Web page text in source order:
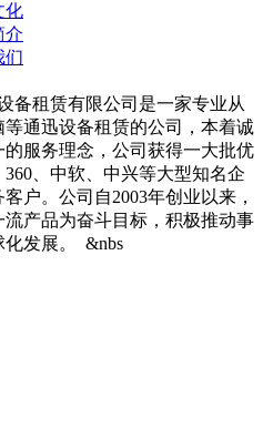
化
介
们
租赁有限公司是一家专业从
通迅设备租赁的公司，本着诚
服务理念，公司获得一大批优
、中软、中兴等大型知名企
户。公司自2003年创业以来，
产品为奋斗目标，积极推动事
化发展。 &nbs